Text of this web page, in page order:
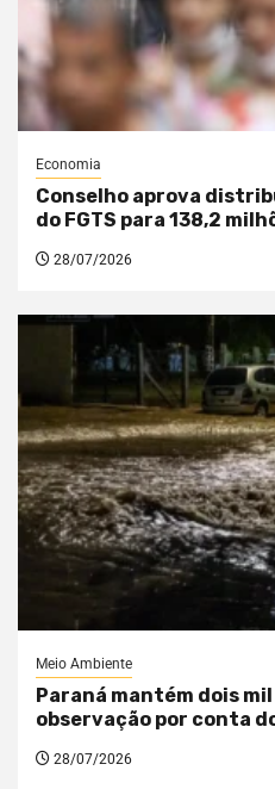
Economia
Conselho aprova
do FGTS para 138,2
28/07/2026
Meio Ambiente
Paraná mantém dois
observação por conta
28/07/2026